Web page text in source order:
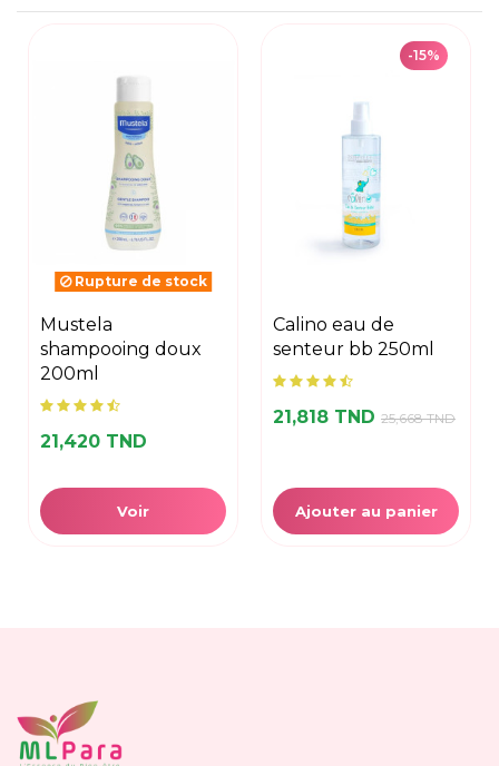
Rupture de stock
mustela
shampooing doux
200ml
21,420 TND
Voir
-15%
calino eau de
senteur bb 250ml
21,818 TND 25,668 TND
Ajouter au panier